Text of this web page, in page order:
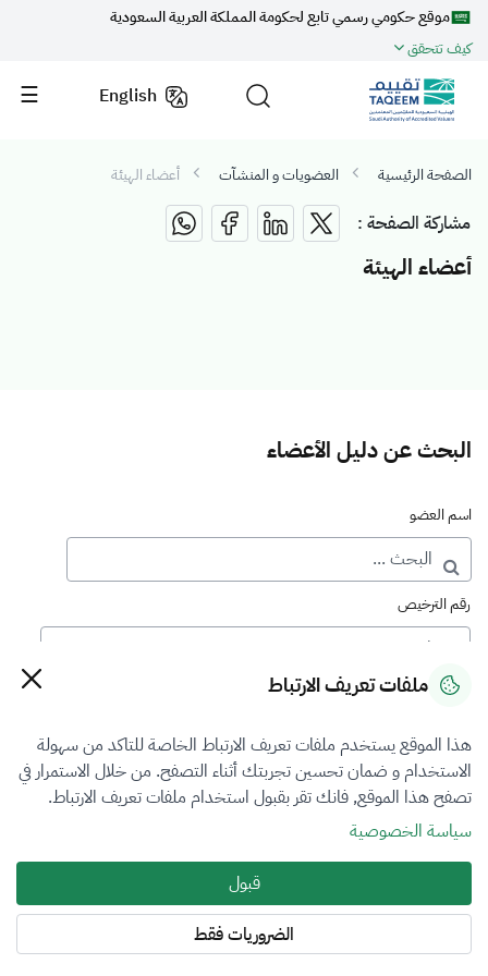
موقع حكومي رسمي تابع لحكومة المملكة العربية السعودية
كيف تتحقق
English
الصفحة الرئيسية العضويات و المنشآت أعضاء الهيئة
مشاركة الصفحة :
أعضاء الهيئة
البحث عن دليل الأعضاء
اسم العضو
رقم الترخيص
رقم العضوية
فرع التقييم
أضرار المركبات
نوع العضوية
أساسي
المنطقة
ملفات تعريف الارتباط
هذا الموقع يستخدم ملفات تعريف الارتباط الخاصة للتاكد من سهولة
الاستخدام و ضمان تحسين تجربتك أثناء التصفح. من خلال الاستمرار في
تصفح هذا الموقع, فانك تقر بقبول استخدام ملفات تعريف الارتباط.
سياسة الخصوصية
قبول
الضروريات فقط